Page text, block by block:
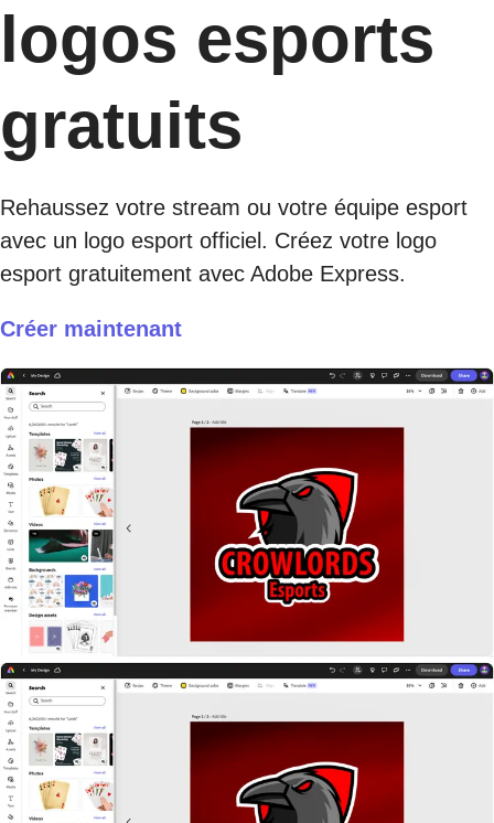
logos esports
gratuits
Rehaussez votre stream ou votre équipe esport
avec un logo esport officiel. Créez votre logo
esport gratuitement avec Adobe Express.
Créer maintenant